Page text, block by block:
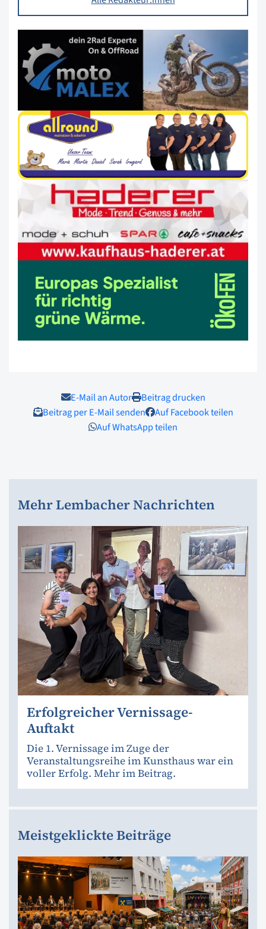
E-Mail an Autor
Beitrag drucken
Beitrag per E-Mail senden
Auf Facebook teilen
Auf WhatsApp teilen
Mehr Lembacher Nachrichten
Erfolgreicher Vernissage-
Auftakt
Die 1. Vernissage im Zuge der
Veranstaltungsreihe im Kunsthaus war ein
voller Erfolg. Mehr im Beitrag.
Meistgeklickte Beiträge